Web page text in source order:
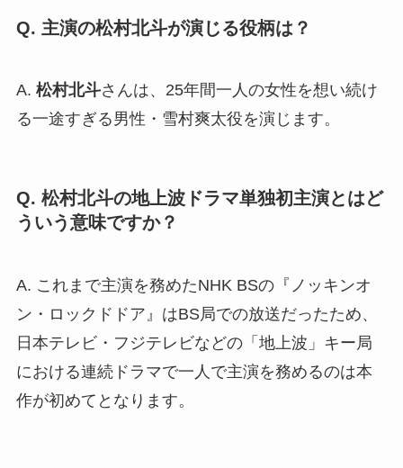
Q. 主演の松村北斗が演じる役柄は？
A. 松村北斗さんは、25年間一人の女性を想い続け
る一途すぎる男性・雪村爽太役を演じます。
Q. 松村北斗の地上波ドラマ単独初主演とはど
ういう意味ですか？
A. これまで主演を務めたNHK BSの『ノッキンオ
ン・ロックドドア』はBS局での放送だったため、
日本テレビ・フジテレビなどの「地上波」キー局
における連続ドラマで一人で主演を務めるのは本
作が初めてとなります。